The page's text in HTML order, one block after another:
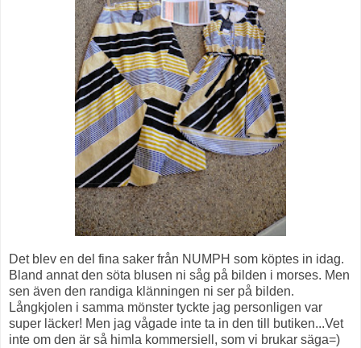
Det blev en del fina saker från NUMPH som köptes in idag.
Bland annat den söta blusen ni såg på bilden i morses. Men
sen även den randiga klänningen ni ser på bilden.
Långkjolen i samma mönster tyckte jag personligen var
super läcker! Men jag vågade inte ta in den till butiken...Vet
inte om den är så himla kommersiell, som vi brukar säga=)